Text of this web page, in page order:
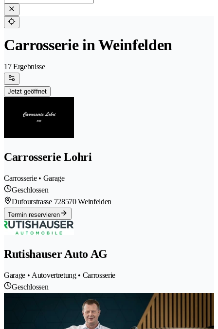
Carrosserie in Weinfelden
17 Ergebnisse
Jetzt geöffnet
Carrosserie Lohri
Carrosserie • Garage
Geschlossen
Dufourstrasse 728570 Weinfelden
Termin reservieren
Rutishauser Auto AG
Garage • Autovertretung • Carrosserie
Geschlossen